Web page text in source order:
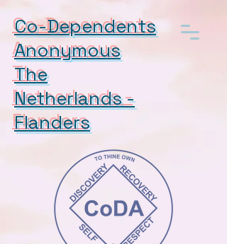
Co-Dependents
Anonymous
The
Netherlands -
Flanders